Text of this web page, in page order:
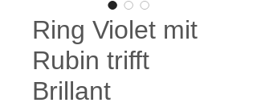
Ring Violet mit
Rubin trifft
Brillant